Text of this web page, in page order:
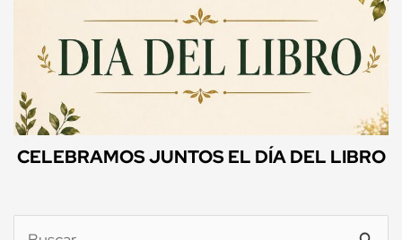
CELEBRAMOS JUNTOS EL DÍA DEL LIBRO